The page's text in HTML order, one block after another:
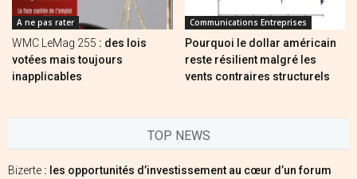
A ne pas rater
WMC LeMag 255 : des lois
votées mais toujours
inapplicables
Communications Entreprises
Pourquoi le dollar américain
reste résilient malgré les
vents contraires structurels
TOP NEWS
Bizerte : les opportunités d’investissement au cœur d’un forum